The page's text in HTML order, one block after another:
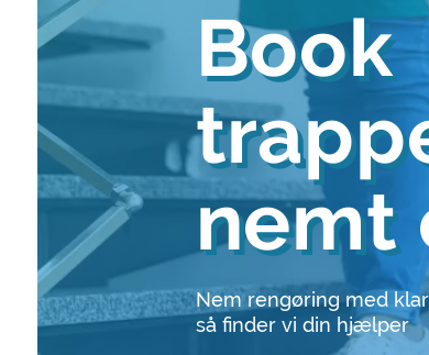
Book
nemt
Nem rengøring med
så finder vi din hjælper